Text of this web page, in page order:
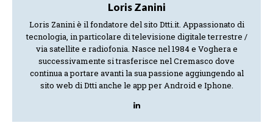
Loris Zanini
Loris Zanini è il fondatore del sito Dtti.it. Appassionato di
tecnologia, in particolare di televisione digitale terrestre /
via satellite e radiofonia. Nasce nel 1984 e Voghera e
successivamente si trasferisce nel Cremasco dove
continua a portare avanti la sua passione aggiungendo al
sito web di Dtti anche le app per Android e Iphone.